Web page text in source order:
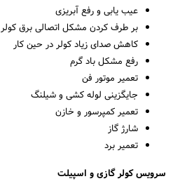
عیب یابی و رفع آبریزی
بر طرف کردن مشکل اتصالی برق کولر
کاهش صدای زیاد کولر در حین کار
رفع مشکل باد گرم
تعمیر موتور فن
جایگزینی لوله کشی و شیلنگ
تعمیر کمپرسور و خازن
شارژ گاز
تعمیر برد
سرویس کولر گازی و اسپیلت